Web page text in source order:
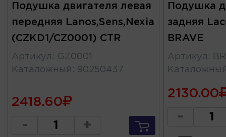
Подушка двигателя левая
передняя Lanos,Sens,Nexia
(CZKD1/CZ0001) CTR
Артикул : GZ0001
Каталожный : 90250437
2418.60
- +
Подушка
задняя
BRAVE
Артикул :
2130.00
-